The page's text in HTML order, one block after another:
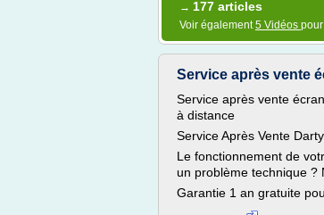
→ 177 articles
Voir également5 Vidéos
Service après vente
Service après vente
à distance
Service Après Vente
Le fonctionnement de
un problème technique ?
Garantie 1 an gratuite